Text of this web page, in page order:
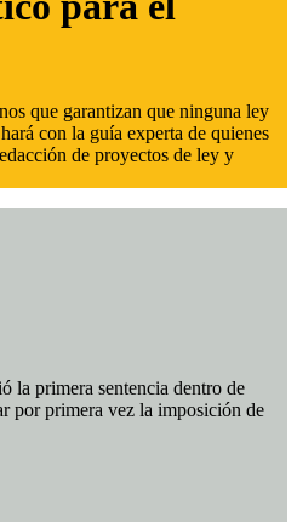
que garantizan que ninguna ley
con la guía experta de quienes
de proyectos de ley y
la primera sentencia dentro de
por primera vez la imposición de